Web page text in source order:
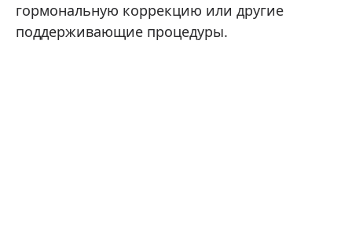
гормональную коррекцию или другие
поддерживающие процедуры.